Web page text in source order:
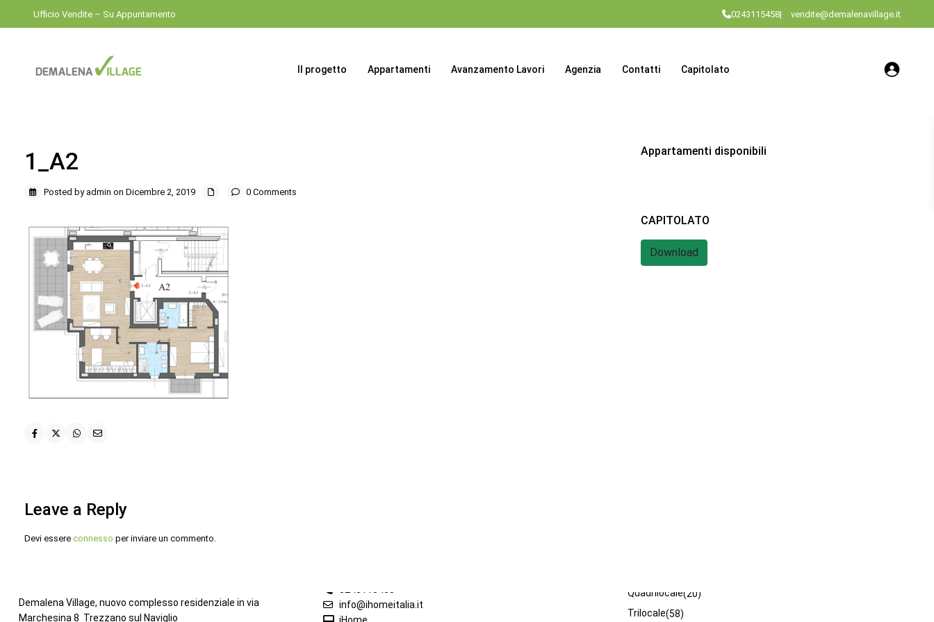
Ufficio Vendite – Su Appuntamento 0243115458| vendite@demalenavillage.it
Il progetto Appartamenti Avanzamento Lavori Agenzia Contatti Capitolato
1_A2
Posted by admin on Dicembre 2, 2019 0 Comments
Leave a Reply
Devi essere connesso per inviare un commento.
Appartamenti disponibili
CAPITOLATO
Download
Demalena Village, nuovo complesso residenziale in via
Marchesina 8 Trezzano sul Naviglio
info@ihomeitalia.it
Quadrilocale(20)
Trilocale(58)